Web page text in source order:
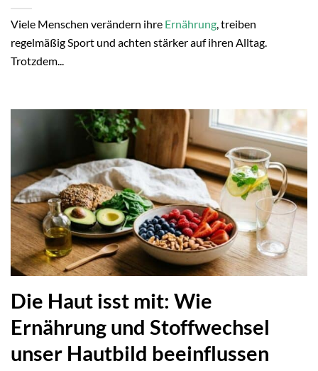
Viele Menschen verändern ihre Ernährung, treiben
regelmäßig Sport und achten stärker auf ihren Alltag.
Trotzdem...
Die Haut isst mit: Wie
Ernährung und Stoffwechsel
unser Hautbild beeinflussen